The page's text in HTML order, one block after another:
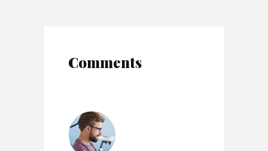
Comments